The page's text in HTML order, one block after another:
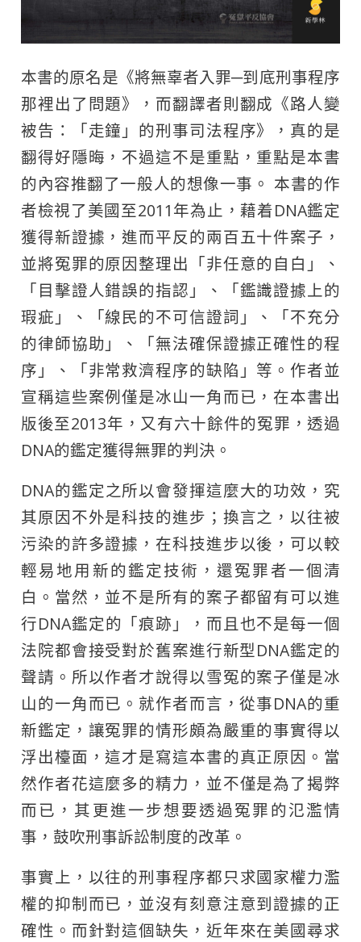
本書的原名是《將無辜者入罪─到底刑事程序
那裡出了問題》，而翻譯者則翻成《路人變
被告：「走鐘」的刑事司法程序》，真的是
翻得好隱晦，不過這不是重點，重點是本書
的內容推翻了一般人的想像一事。 本書的作
者檢視了美國至2011年為止，藉着DNA鑑定
獲得新證據，進而平反的兩百五十件案子，
並將冤罪的原因整理出「非任意的自白」、
「目擊證人錯誤的指認」、「鑑識證據上的
瑕疵」、「線民的不可信證詞」、「不充分
的律師協助」、「無法確保證據正確性的程
序」、「非常救濟程序的缺陷」等。作者並
宣稱這些案例僅是冰山一角而已，在本書出
版後至2013年，又有六十餘件的冤罪，透過
DNA的鑑定獲得無罪的判決。
DNA的鑑定之所以會發揮這麼大的功效，究
其原因不外是科技的進步；換言之，以往被
污染的許多證據，在科技進步以後，可以較
輕易地用新的鑑定技術，還冤罪者一個清
白。當然，並不是所有的案子都留有可以進
行DNA鑑定的「痕跡」，而且也不是每一個
法院都會接受對於舊案進行新型DNA鑑定的
聲請。所以作者才說得以雪冤的案子僅是冰
山的一角而已。就作者而言，從事DNA的重
新鑑定，讓冤罪的情形頗為嚴重的事實得以
浮出檯面，這才是寫這本書的真正原因。當
然作者花這麼多的精力，並不僅是為了揭弊
而已，其更進一步想要透過冤罪的氾濫情
事，鼓吹刑事訴訟制度的改革。
事實上，以往的刑事程序都只求國家權力濫
權的抑制而已，並沒有刻意注意到證據的正
確性。而針對這個缺失，近年來在美國尋求